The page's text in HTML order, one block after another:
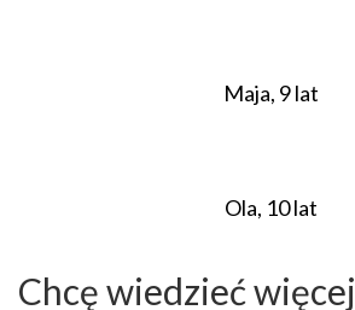
Maja, 9 lat
Ola, 10 lat
Chcę wiedzieć więcej